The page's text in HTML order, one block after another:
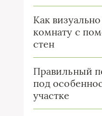
Как
комнату с
стен
Правильный
под
участке